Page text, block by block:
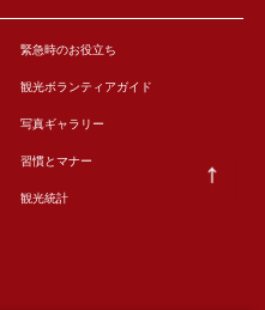
緊急時のお役立ち
観光ボランティアガイド
写真ギャラリー
習慣とマナー
観光統計